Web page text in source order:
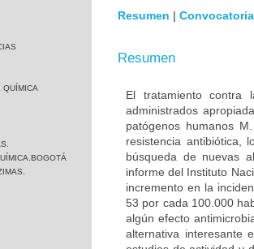
QUÍMICA
Resumen | Convocatoria
Resumen
El tratamiento contra
administrados
patógenos humanos
resistencia antibiótica,
búsqueda de nuevas
informe del Instituto
incremento en la
53 por cada 100.000
algún efecto
alternativa interesante